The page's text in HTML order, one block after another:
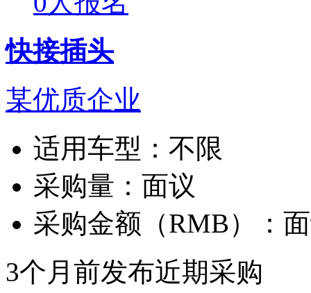
快接插头
某优质企业
适用车型： 不限
采购量： 面议
采购金额（RMB）：
3个月前发布近期采购